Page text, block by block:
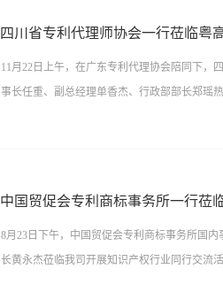
真调研和多轮论证，从商标申请量、商标异议
业以优质服务为竞争手段，促进商标代理行业
专业实力的肯定，更是对我们未来发展的鞭策
量扩大业务范围；以保证团队代理质量确保客
四川省专利代理师协会一行莅临粤
11月22日上午，在广东专利代理协会陪同下，
事长任重、副总经理单香杰、行政部部长郑瑶
来所获荣誉，展示了我司的企业文化建设和基
不断探索与大胆创新，结合新的商业模式，逐
取得的成就，特别是“管家式服务”以及专利运
中国贸促会专利商标事务所一行莅
8月23日下午，中国贸促会专利商标事务所国
长黄永杰莅临我司开展知识产权行业同行交流